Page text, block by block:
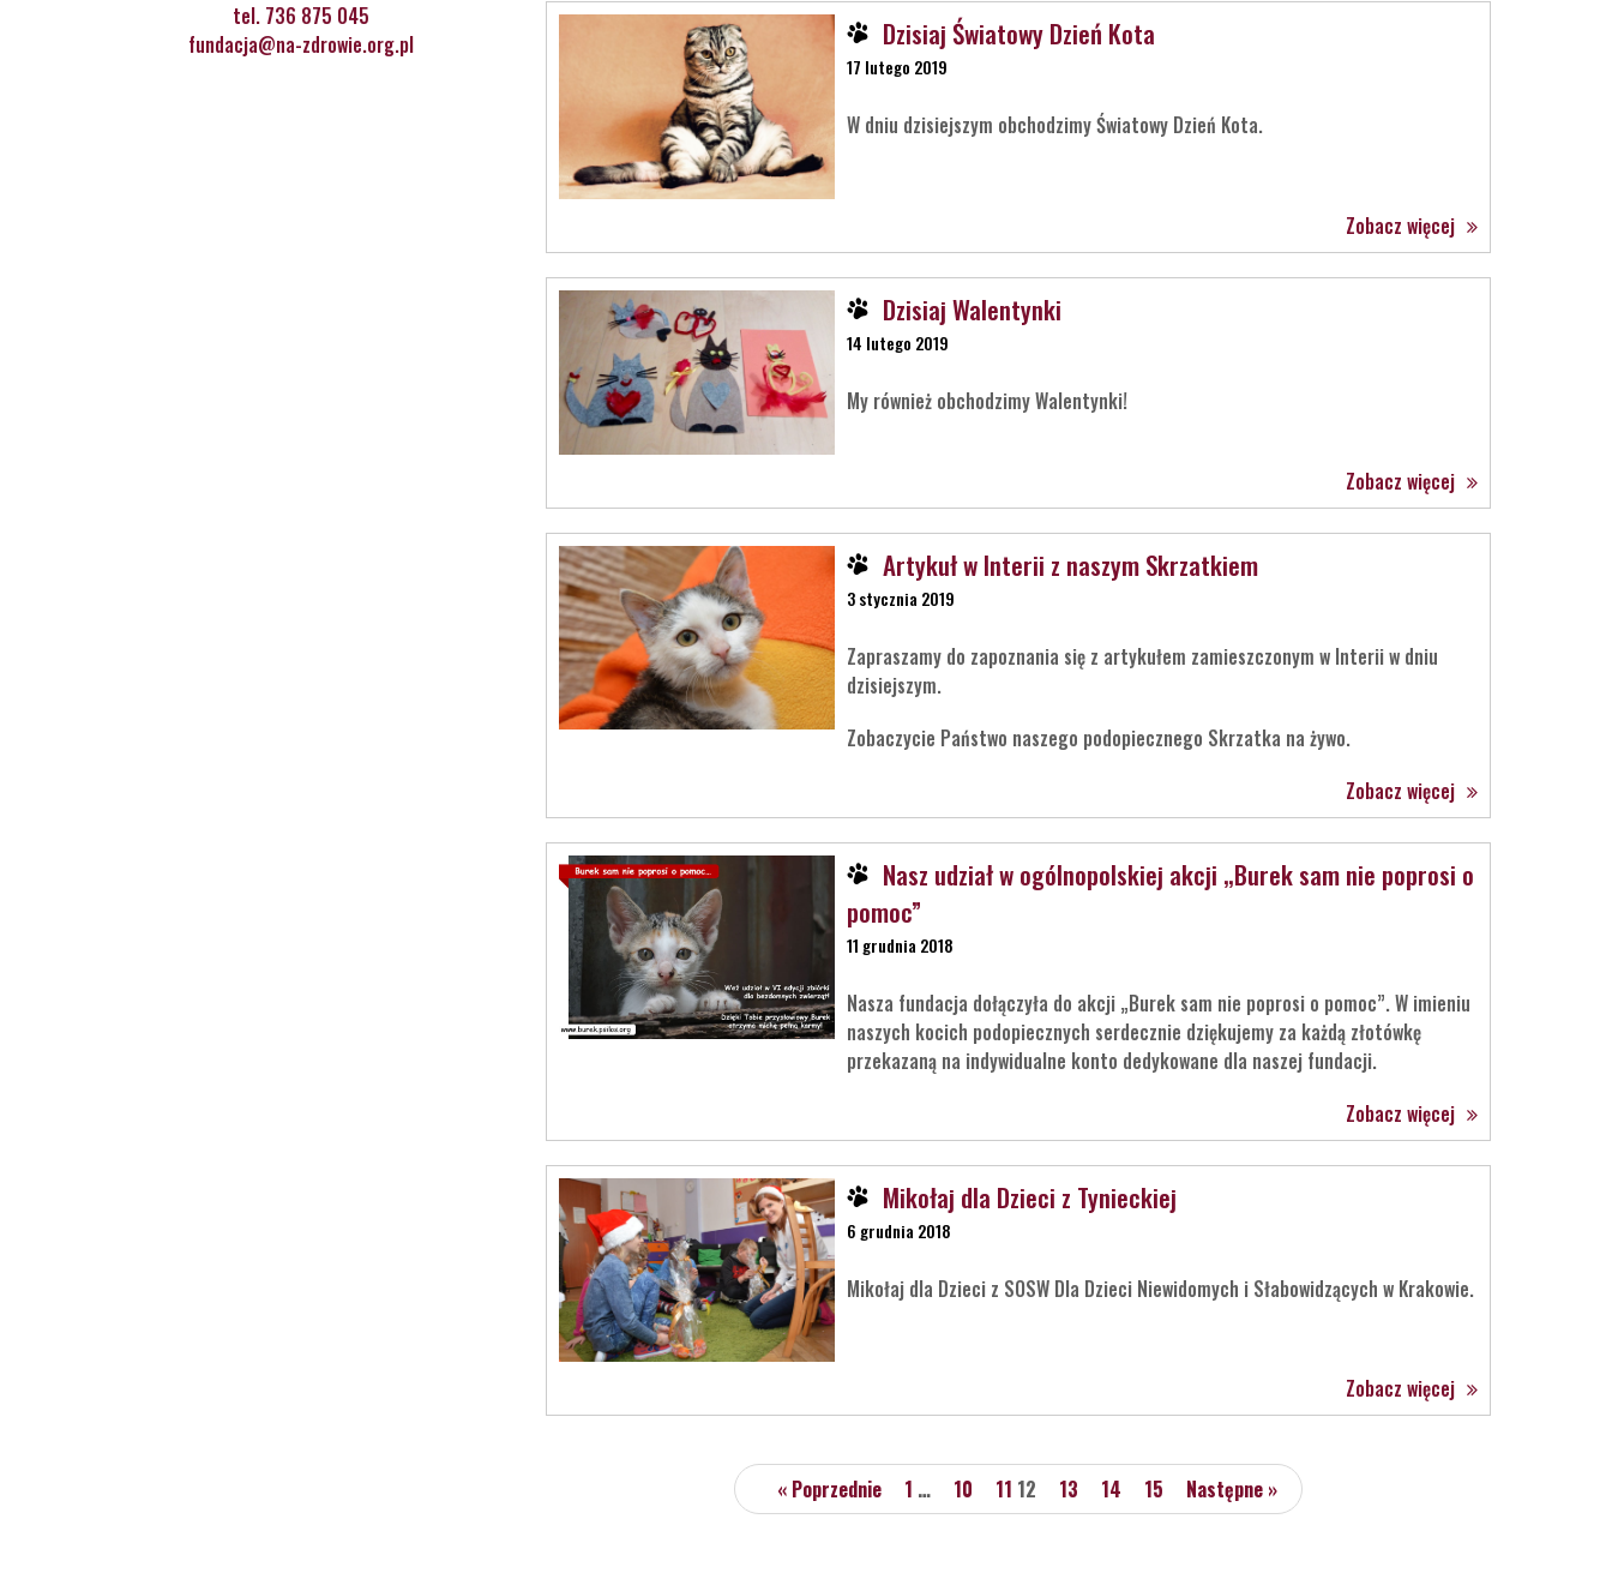
tel. 736 875 045
fundacja@na-zdrowie.org.pl
Dzisiaj Światowy Dzień Kota
17 lutego 2019
W dniu dzisiejszym obchodzimy Światowy Dzień Kota.
Zobacz więcej
Dzisiaj Walentynki
14 lutego 2019
My również obchodzimy Walentynki!
Zobacz więcej
Artykuł w Interii z naszym Skrzatkiem
3 stycznia 2019
Zapraszamy do zapoznania się z artykułem zamieszczonym w Interii w dniu
dzisiejszym.
Zobaczycie Państwo naszego podopiecznego Skrzatka na żywo.
Zobacz więcej
Nasz udział w ogólnopolskiej akcji „Burek sam nie poprosi o
pomoc”
11 grudnia 2018
Nasza fundacja dołączyła do akcji „Burek sam nie poprosi o pomoc”. W imieniu
naszych kocich podopiecznych serdecznie dziękujemy za każdą złotówkę
przekazaną na indywidualne konto dedykowane dla naszej fundacji.
Zobacz więcej
Mikołaj dla Dzieci z Tynieckiej
6 grudnia 2018
Mikołaj dla Dzieci z SOSW Dla Dzieci Niewidomych i Słabowidzących w Krakowie.
Zobacz więcej
« Poprzednie 1 … 10 11 12 13 14 15 Następne »